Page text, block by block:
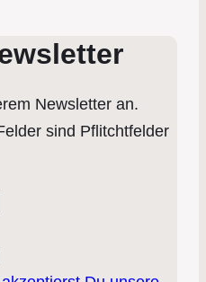
Newsletter an.
sind Pflitchtfelder